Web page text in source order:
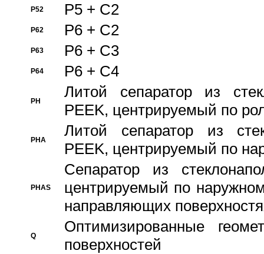
P52 P5 + C2
P62 P6 + C2
P63 P6 + C3
P64 P6 + C4
PH
Литой сепаратор из
PEEK, центрируемый по
PHA
Литой сепаратор из
PEEK, центрируемый по
PHAS
Сепаратор из
центрируемый по
направляющих
Q
Оптимизированные
поверхностей